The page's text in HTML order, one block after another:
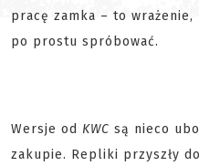
pracę zamka – to
po prostu spróbować.
Wersje od KWC są nieco
zakupie. Repliki przyszły